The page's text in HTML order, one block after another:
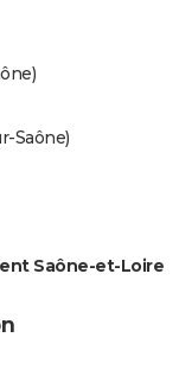
Saône)
Saône-et-Loire